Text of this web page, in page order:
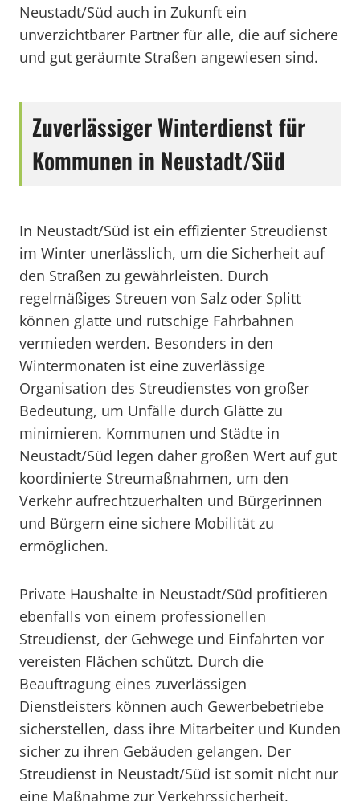
Neustadt/Süd auch in Zukunft ein
unverzichtbarer Partner für alle, die auf sichere
und gut geräumte Straßen angewiesen sind.
Zuverlässiger Winterdienst für
Kommunen in Neustadt/Süd
In Neustadt/Süd ist ein effizienter Streudienst
im Winter unerlässlich, um die Sicherheit auf
den Straßen zu gewährleisten. Durch
regelmäßiges Streuen von Salz oder Splitt
können glatte und rutschige Fahrbahnen
vermieden werden. Besonders in den
Wintermonaten ist eine zuverlässige
Organisation des Streudienstes von großer
Bedeutung, um Unfälle durch Glätte zu
minimieren. Kommunen und Städte in
Neustadt/Süd legen daher großen Wert auf gut
koordinierte Streumaßnahmen, um den
Verkehr aufrechtzuerhalten und Bürgerinnen
und Bürgern eine sichere Mobilität zu
ermöglichen.
Private Haushalte in Neustadt/Süd profitieren
ebenfalls von einem professionellen
Streudienst, der Gehwege und Einfahrten vor
vereisten Flächen schützt. Durch die
Beauftragung eines zuverlässigen
Dienstleisters können auch Gewerbebetriebe
sicherstellen, dass ihre Mitarbeiter und Kunden
sicher zu ihren Gebäuden gelangen. Der
Streudienst in Neustadt/Süd ist somit nicht nur
eine Maßnahme zur Verkehrssicherheit,